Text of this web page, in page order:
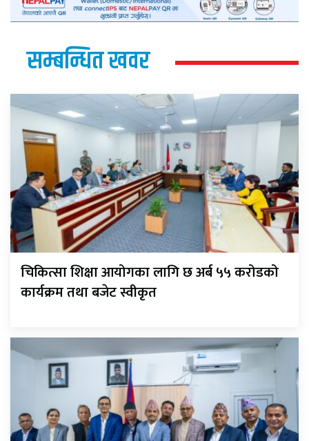
सम्बन्धित खवर
चिकित्सा शिक्षा आयोगका लागि छ अर्ब ५५ करोडको
कार्यक्रम तथा बजेट स्वीकृत